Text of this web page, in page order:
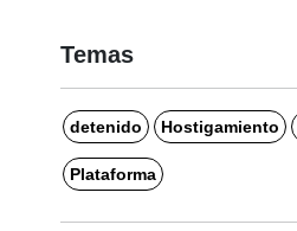
Temas
detenido Hostigamiento
Plataforma